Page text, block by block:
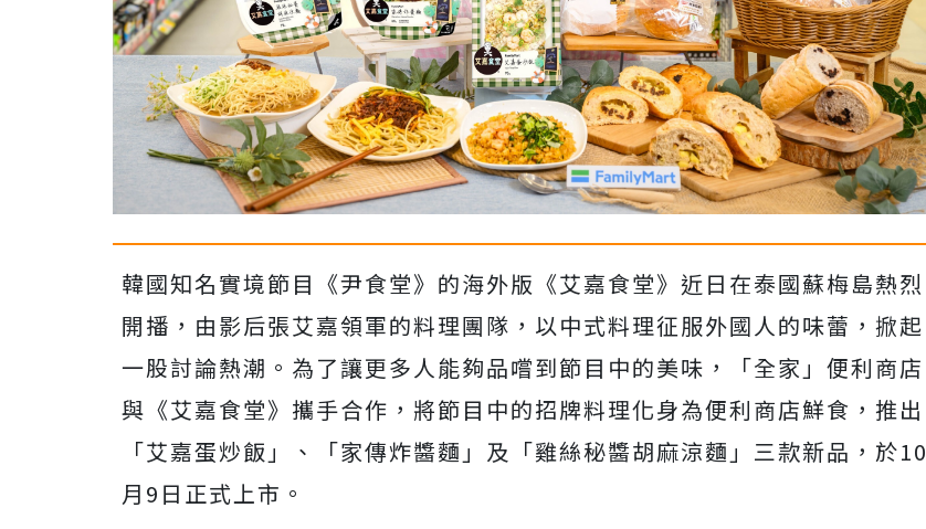
韓國知名實境節目《尹食堂》的海外版《艾嘉食堂》近日在泰國蘇梅島熱烈
開播，由影后張艾嘉領軍的料理團隊，以中式料理征服外國人的味蕾，掀起
一股討論熱潮。為了讓更多人能夠品嚐到節目中的美味，「全家」便利商店
與《艾嘉食堂》攜手合作，將節目中的招牌料理化身為便利商店鮮食，推出
「艾嘉蛋炒飯」、「家傳炸醬麵」及「雞絲秘醬胡麻涼麵」三款新品，於10
月9日正式上市。